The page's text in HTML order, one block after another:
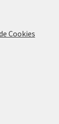
Cookies